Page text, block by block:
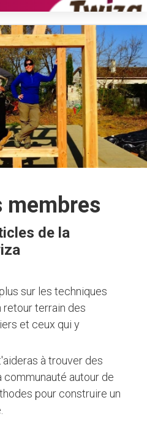
membres
de la
sur les techniques
retour terrain des
et ceux qui y
à trouver des
autour de
pour construire un